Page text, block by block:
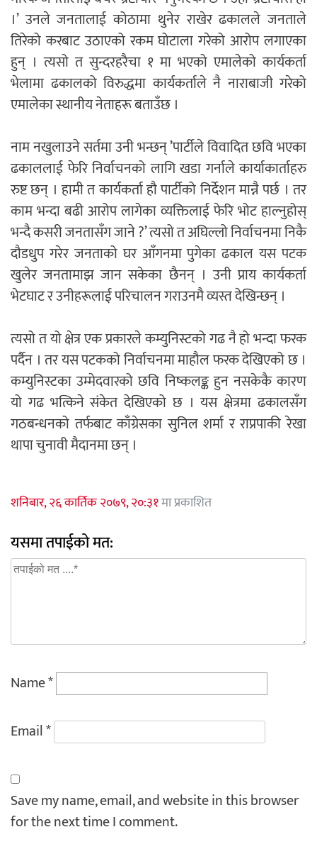
।’ उनले जनतालाई कोठामा थुनेर राखेर ढकालले जनताले
तिरेको करबाट उठाएको रकम घोटाला गरेको आरोप लगाएका
हुन् । त्यसो त सुन्दरहरैचा १ मा भएको एमालेको कार्यकर्ता
भेलामा ढकालको विरुद्धमा कार्यकर्ताले नै नाराबाजी गरेको
एमालेका स्थानीय नेताहरू बताउँछ ।
नाम नखुलाउने सर्तमा उनी भन्छन् ’पार्टीले विवादित छवि भएका
ढकाललाई फेरि निर्वाचनको लागि खडा गर्नाले कार्याकार्ताहरु
रुष्ट छन् । हामी त कार्यकर्ता हौ पार्टीको निर्देशन मान्नै पर्छ । तर
काम भन्दा बढी आरोप लागेका व्यक्तिलाई फेरि भोट हाल्नुहोस्
भन्दै कसरी जनतासँग जाने ?’ त्यसो त अघिल्लो निर्वाचनमा निकै
दौडधुप गरेर जनताको घर आँगनमा पुगेका ढकाल यस पटक
खुलेर जनतामाझ जान सकेका छैनन् । उनी प्राय कार्यकर्ता
भेटघाट र उनीहरूलाई परिचालन गराउनमै व्यस्त देखिन्छन् ।
त्यसो त यो क्षेत्र एक प्रकारले कम्युनिस्टको गढ नै हो भन्दा फरक
पर्दैन । तर यस पटकको निर्वाचनमा माहौल फरक देखिएको छ ।
कम्युनिस्टका उम्मेदवारको छवि निष्कलङ्क हुन नसकेकै कारण
यो गढ भत्किने संकेत देखिएको छ । यस क्षेत्रमा ढकालसँग
गठबन्धनको तर्फबाट काँग्रेसका सुनिल शर्मा र राप्रपाकी रेखा
थापा चुनावी मैदानमा छन् ।
शनिबार, २६ कार्तिक २०७९, २०:३१मा प्रकाशित
यसमा तपाईको मत:
Name*
Email*
Save my name, email, and website in this browser
for the next time I comment.